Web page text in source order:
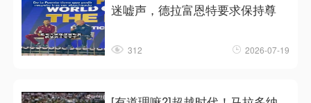
迷嘘声，德拉富恩特要求保持尊
312 2026-07-19